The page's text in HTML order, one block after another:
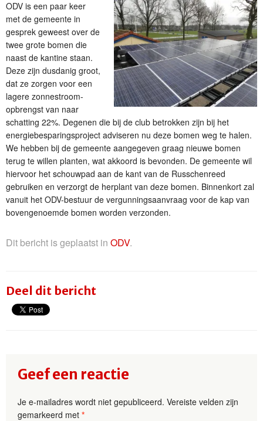
ODV is een paar keer
met de gemeente in
gesprek geweest over de
twee grote bomen die
naast de kantine staan.
Deze zijn dusdanig groot,
dat ze zorgen voor een
lagere zonnestroom-
opbrengst van naar
schatting 22%. Degenen die bij de club betrokken zijn bij het
energiebesparingsproject adviseren nu deze bomen weg te halen.
We hebben bij de gemeente aangegeven graag nieuwe bomen
terug te willen planten, wat akkoord is bevonden. De gemeente wil
hiervoor het schouwpad aan de kant van de Russchenreed
gebruiken en verzorgt de herplant van deze bomen. Binnenkort zal
vanuit het ODV-bestuur de vergunningsaanvraag voor de kap van
bovengenoemde bomen worden verzonden.
Dit bericht is geplaatst in ODV.
Deel dit bericht
Geef een reactie
Je e-mailadres wordt niet gepubliceerd. Vereiste velden zijn
gemarkeerd met *